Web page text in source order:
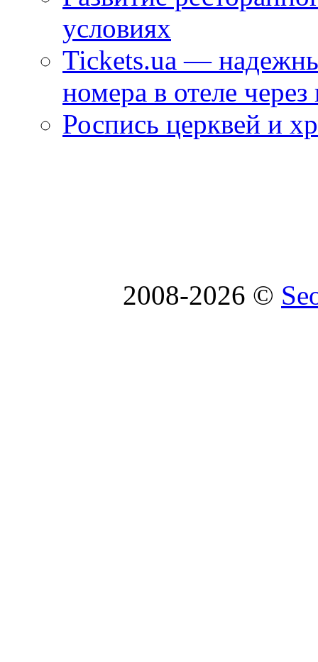
условиях
Tickets.ua —
номера в отеле через
Роспись церквей и
2008-2026 ©